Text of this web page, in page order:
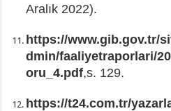
Aralık 2022).
https://www.gib.gov.tr/
dmin/faaliyetraporlari/
oru_4.pdf,s. 129.
https://t24.com.tr/